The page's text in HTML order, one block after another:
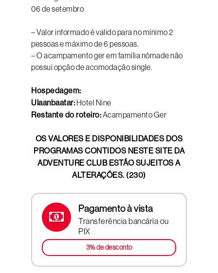
06 de setembro
– Valor informado é valido para no mínimo 2
pessoas e máximo de 6 pessoas.
– O acampamento ger em família nômade não
possui opção de acomodação single.
Hospedagem:
Ulaanbaatar: Hotel Nine
Restante do roteiro:Acampamento Ger
OS VALORES E DISPONIBILIDADES DOS
PROGRAMAS CONTIDOS NESTE SITE DA
ADVENTURE CLUB ESTÃO SUJEITOS A
ALTERAÇÕES. (230)
Pagamento à vista
Transferência bancária ou
PIX
3% de desconto